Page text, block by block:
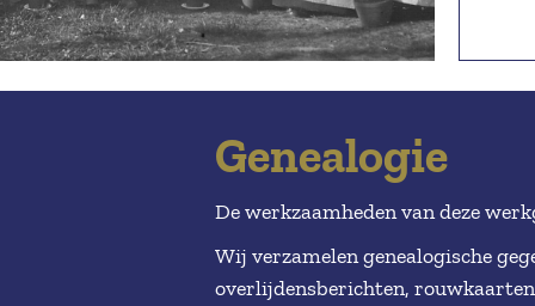
Genealogie
De werkzaamheden van deze
Wij verzamelen genealogische
overlijdensberichten,